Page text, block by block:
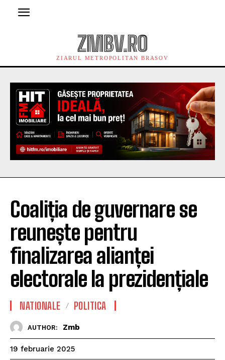
ZMBV.RO
ZIARUL METROPOLITAN BRASOV
Coaliția de guvernare se
reunește pentru
finalizarea alianței
electorale la prezidențiale
NATIONALE POLITICA
AUTHOR: Zmb
19 februarie 2025